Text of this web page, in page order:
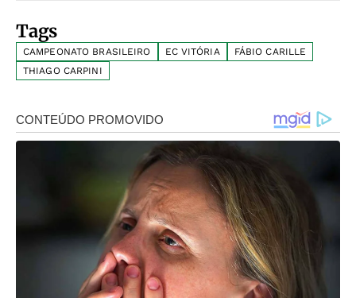
Tags
CAMPEONATO BRASILEIRO EC VITÓRIA
FÁBIO CARILLE
THIAGO CARPINI